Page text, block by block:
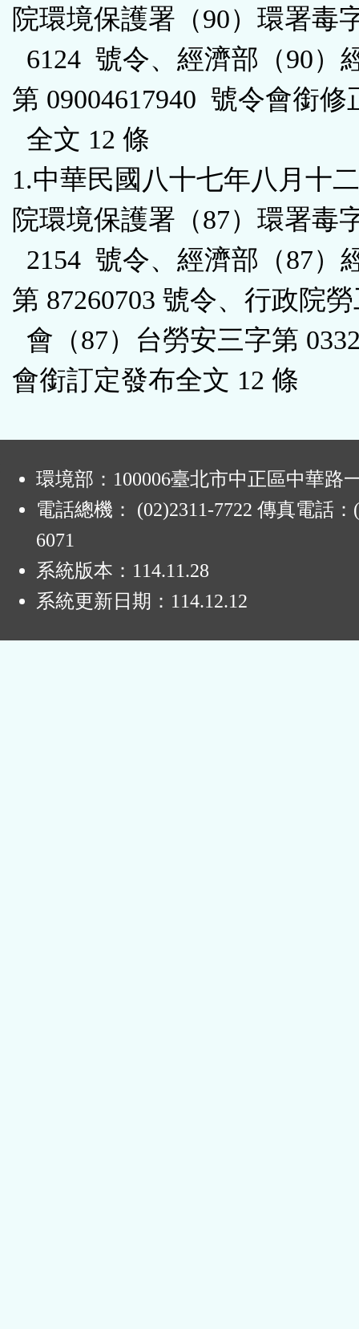
院環境保護署（90）環署毒
6124 號令、經濟部（90）
第 09004617940 號令會銜修
全文 12 條
1.中華民國八十七年八月十
院環境保護署（87）環署毒
2154 號令、經濟部（87）
第 87260703 號令、行政院
會（87）台勞安三字第
會銜訂定發布全文 12 條
環境部：100006臺北市中正區中華路
電話總機： (02)2311-7722 傳真電話：
6071
系統版本： 114.11.28
系統更新日期： 114.12.12